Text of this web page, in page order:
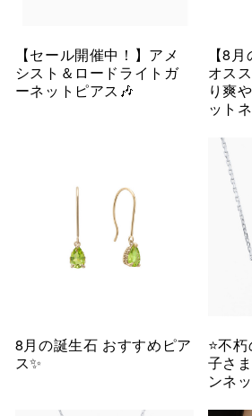
【セール開催中！】アメ
シスト＆ロードライトガ
ーネットピアス🎶
【8
オス
り爽
ット
8月の誕生石 おすすめピア
ス✨
⭐️不
子さ
ンネ